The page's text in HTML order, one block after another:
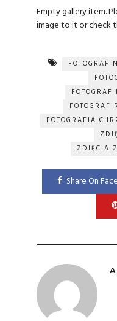
Empty gallery item.
image to it or check
FOTOGRAF
FOTOGRAF
FOTOGRAFIA
ZDJĘCIA
Share On